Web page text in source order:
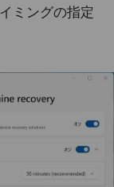
ミングの指定